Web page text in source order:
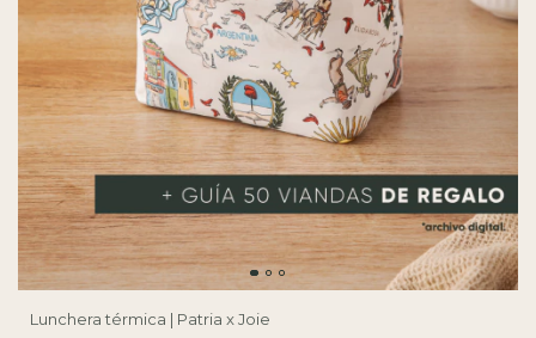
Lunchera térmica | Patria x Joie